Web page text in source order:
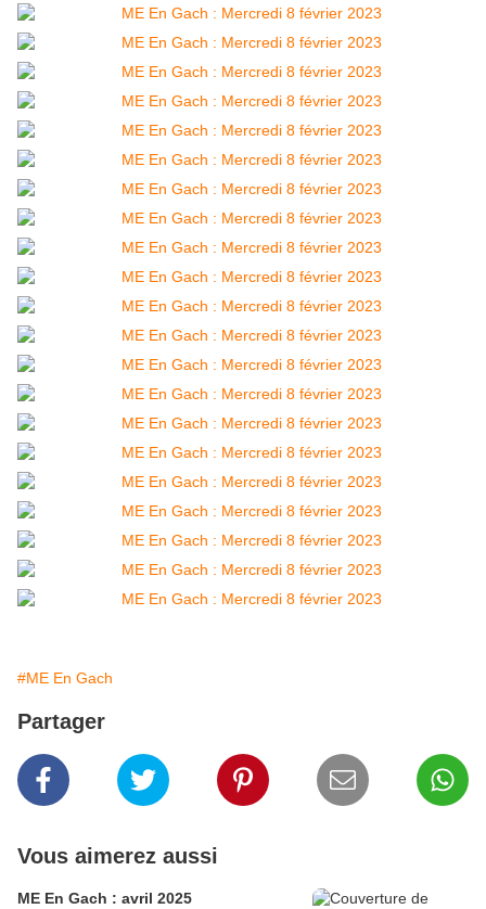
#ME En Gach
Partager
Vous aimerez aussi
ME En Gach : avril 2025